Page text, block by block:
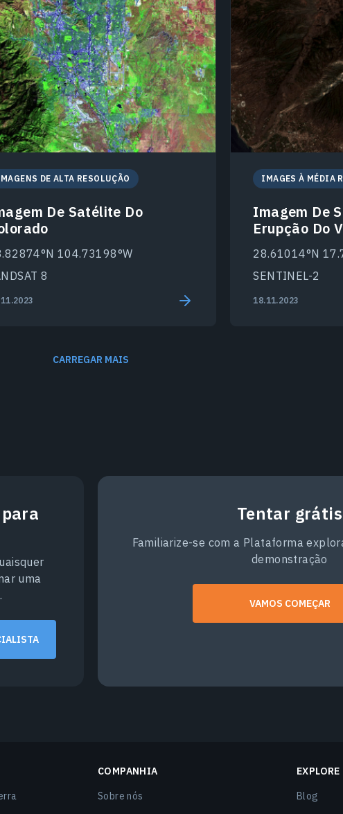
DE ALTA RESOLUÇÃO
De Satélite Do
104.73198°W
8
IMAGES À MÉDIA
Imagem De
Erupção Do
28.61014°N
SENTINEL-2
18.11.2023
CARREGAR MAIS
uma
Tentar grátis
Familiarize-se com a Plataforma
demonstração
VAMOS COMEÇAR
COMPANHIA
Sobre nós
EXPLORE
Blog